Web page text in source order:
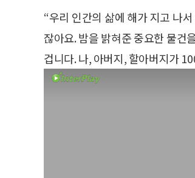
“우리 인간의 삶에 해가 지고 나
잖아요. 밤을 밝혀준 중요한 물건
겁니다. 나, 아버지, 할아버지가